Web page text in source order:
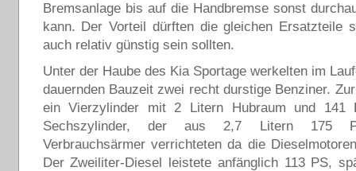
Bremsanlage bis auf die Handbremse sonst
kann. Der Vorteil dürften die gleichen Ersatzteile
auch relativ günstig sein sollten.
Unter der Haube des Kia Sportage werkelten im
dauernden Bauzeit zwei recht durstige Benziner.
ein Vierzylinder mit 2 Litern Hubraum und 141
Sechszylinder, der aus 2,7 Litern 175
Verbrauchsärmer verrichteten da die
Der Zweiliter-Diesel leistete anfänglich 113 PS,